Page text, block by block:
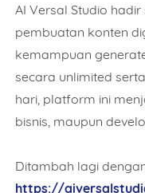
AI Versal Studio
pembuatan konten
kemampuan
secara unlimited
hari, platform ini
bisnis, maupun
Ditambah lagi
https://